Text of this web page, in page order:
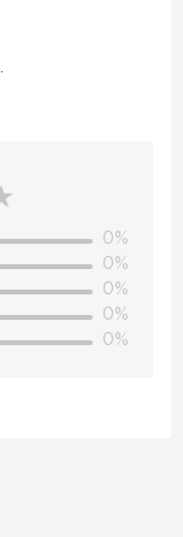
0%
0%
0%
0%
0%